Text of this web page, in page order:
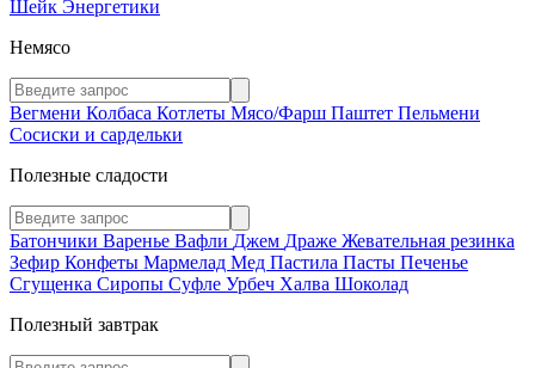
Шейк Энергетики
Немясо
Вегмени Колбаса Котлеты Мясо/Фарш Паштет Пельмени
Сосиски и сардельки
Полезные сладости
Батончики Варенье Вафли Джем Драже Жевательная резинка
Зефир Конфеты Мармелад Мед Пастила Пасты Печенье
Сгущенка Сиропы Суфле Урбеч Халва Шоколад
Полезный завтрак